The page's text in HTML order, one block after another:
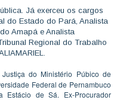
Já exerceu os cargos
do Estado do Pará, Analista
Amapá e Analista
Regional do Trabalho
do Ministério Púbico de
Federal de Pernambuco
de Sá. Ex-Procurador